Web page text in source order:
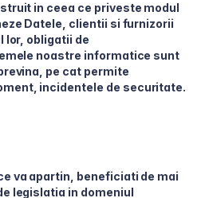
in ceea ce priveste modul
Datele, clientii si furnizorii
lor, obligatii de
noastre informatice sunt
pe cat permite
incidentele de securitate.
va apartin, beneficiati de mai
legislatia in domeniul